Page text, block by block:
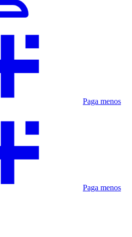
Paga menos
Paga menos